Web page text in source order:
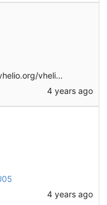
vheliotech-freecad
4 years ago
4 years ago